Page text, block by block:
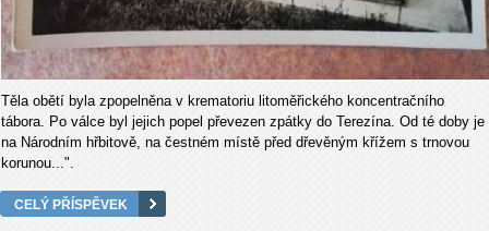
Těla obětí byla zpopelněna v krematoriu litoměřického koncentračního
tábora. Po válce byl jejich popel převezen zpátky do Terezína. Od té doby je
na Národním hřbitově, na čestném místě před dřevěným křížem s trnovou
korunou...".
CELÝ PŘÍSPĚVEK